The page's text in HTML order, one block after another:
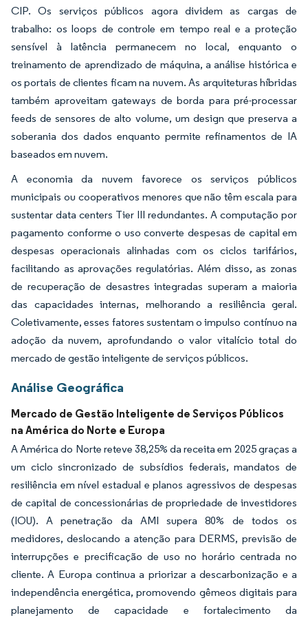
CIP. Os serviços públicos agora dividem as cargas de
trabalho: os loops de controle em tempo real e a proteção
sensível à latência permanecem no local, enquanto o
treinamento de aprendizado de máquina, a análise histórica e
os portais de clientes ficam na nuvem. As arquiteturas híbridas
também aproveitam gateways de borda para pré-processar
feeds de sensores de alto volume, um design que preserva a
soberania dos dados enquanto permite refinamentos de IA
baseados em nuvem.
A economia da nuvem favorece os serviços públicos
municipais ou cooperativos menores que não têm escala para
sustentar data centers Tier III redundantes. A computação por
pagamento conforme o uso converte despesas de capital em
despesas operacionais alinhadas com os ciclos tarifários,
facilitando as aprovações regulatórias. Além disso, as zonas
de recuperação de desastres integradas superam a maioria
das capacidades internas, melhorando a resiliência geral.
Coletivamente, esses fatores sustentam o impulso contínuo na
adoção da nuvem, aprofundando o valor vitalício total do
mercado de gestão inteligente de serviços públicos.
Análise Geográfica
Mercado de Gestão Inteligente de Serviços Públicos
na América do Norte e Europa
A América do Norte reteve 38,25% da receita em 2025 graças a
um ciclo sincronizado de subsídios federais, mandatos de
resiliência em nível estadual e planos agressivos de despesas
de capital de concessionárias de propriedade de investidores
(IOU). A penetração da AMI supera 80% de todos os
medidores, deslocando a atenção para DERMS, previsão de
interrupções e precificação de uso no horário centrada no
cliente. A Europa continua a priorizar a descarbonização e a
independência energética, promovendo gêmeos digitais para
planejamento de capacidade e fortalecimento da